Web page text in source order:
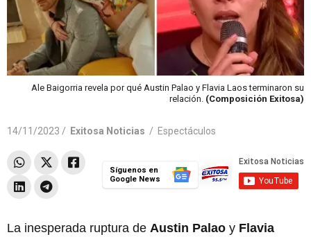
Ale Baigorria revela por qué Austin Palao y Flavia Laos terminaron su
relación. (Composición Exitosa)
14/11/2023 / Exitosa Noticias / Espectáculos
Síguenos en
Google News
La inesperada ruptura de Austin Palao y Flavia